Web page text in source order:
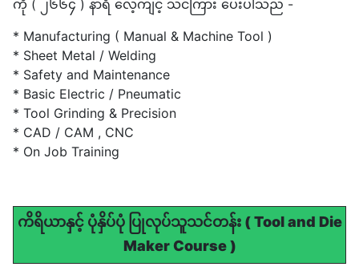
ကို ( ၂၆၆၄ ) နာရီ လေ့ကျင့် သင်ကြား ပေးပါသည် -
* Manufacturing ( Manual & Machine Tool )
* Sheet Metal / Welding
* Safety and Maintenance
* Basic Electric / Pneumatic
* Tool Grinding & Precision
* CAD / CAM , CNC
* On Job Training
ကိရိယာနှင့် ပုံနှိပ်ပုံ ပြုလုပ်သူသင်တန်း ( Tool and Die
Maker Course )